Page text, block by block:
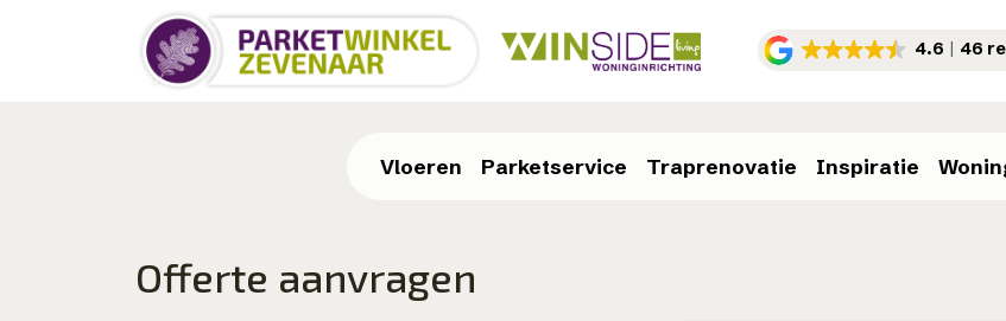
4.6 46
Vloeren Parketservice Traprenovatie Inspiratie
Offerte aanvragen